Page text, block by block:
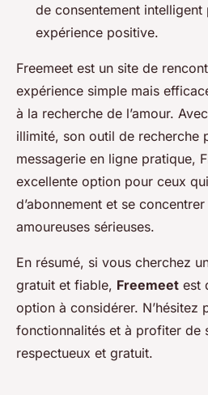
de consentement
expérience positive.
Freemeet est un site de
expérience simple mais
à la recherche de l’amour.
illimité, son outil de recherche
messagerie en ligne pratique,
excellente option pour ceux
d’abonnement et se
amoureuses sérieuses.
En résumé, si vous cherchez
gratuit et fiable, Freemeet est
option à considérer. N’hésitez
fonctionnalités et à profiter de
respectueux et gratuit.